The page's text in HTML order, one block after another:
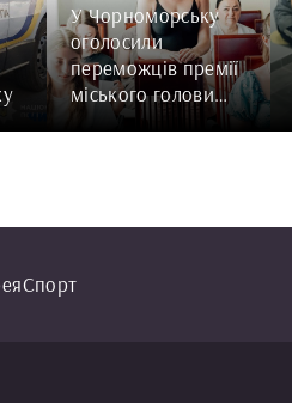
У Чорноморську
оголосили
переможців премії
міського голови
для талановитої
Спорт